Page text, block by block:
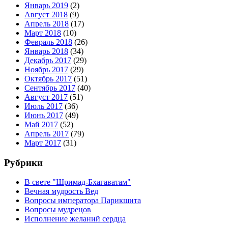
Январь 2019 (2)
Август 2018 (9)
Апрель 2018 (17)
Март 2018 (10)
Февраль 2018 (26)
Январь 2018 (34)
Декабрь 2017 (29)
Ноябрь 2017 (29)
Октябрь 2017 (51)
Сентябрь 2017 (40)
Август 2017 (51)
Июль 2017 (36)
Июнь 2017 (49)
Май 2017 (52)
Апрель 2017 (79)
Март 2017 (31)
Рубрики
В свете "Шримад-Бхагаватам"
Вечная мудрость Вед
Вопросы императора Парикшита
Вопросы мудрецов
Исполнение желаний сердца